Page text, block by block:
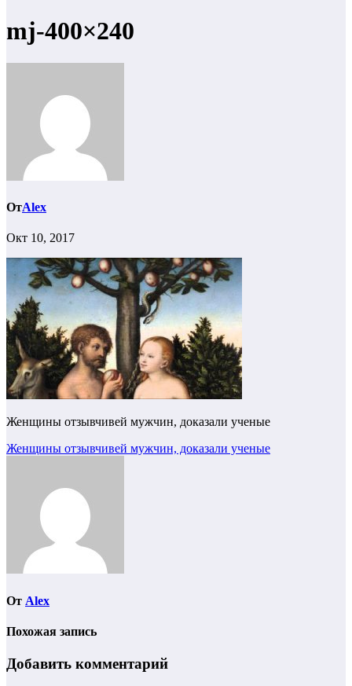
mj-400×240
ОтAlex
Окт 10, 2017
Женщины отзывчивей мужчин, доказали ученые
Навигация
записям
Женщины отзывчивей мужчин, доказали ученые
От Alex
Похожая запись
Добавить комментарий